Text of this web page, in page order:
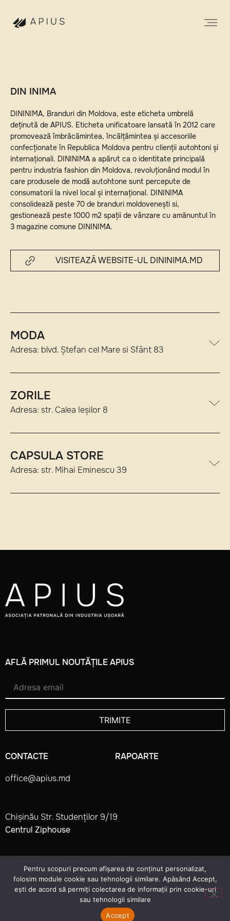
DIN INIMA
DININIMA, Branduri din Moldova, este eticheta umbrelă
deținută de APIUS. Eticheta unificatoare lansată în 2012 care
promovează îmbrăcămintea, încălțămintea și accesoriile
confecționate în Republica Moldova pentru clienții autohtoni și
internaționali. DININIMA a apărut ca o identitate principală
pentru industria fashion din Moldova, revoluționând modul în
care produsele de modă autohtone sunt percepute de
consumatorii la nivel local și internațional. DININIMA
consolidează peste 70 de branduri moldovenești si,
gestionează peste 1000 m2 spații de vânzare cu amănuntul în
3 magazine comune DININIMA.
VISITEAZĂ WEBSITE-UL DININIMA.MD
MODA
Adresa: blvd. Ștefan cel Mare si Sfânt 83
ZORILE
Adresa: str. Calea Ieșilor 8
CAPSULA STORE
Adresa: str. Mihai Eminescu 39
CONTACTE
office@apius.md
RAPOARTE
Chișinău Str. Studenților 9/19
Centrul Ziphouse
FACEBOOK INSTAGRAM
AFLĂ PRIMUL NOUTĂȚILE APIUS
Pentru scopuri precum afișarea de conținut personalizat,
folosim module cookie sau tehnologii similare. Apăsând Accept,
ești de acord să permiți colectarea de informații prin cookie-uri
sau tehnologii similare
Accept